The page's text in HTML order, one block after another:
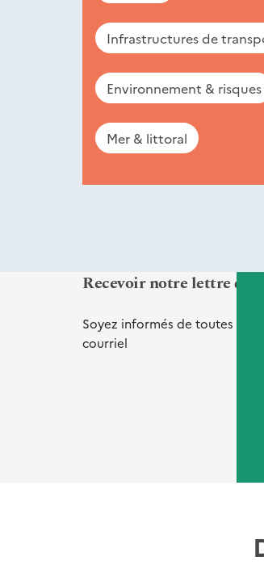
Infrastructures de
Environnement & risques
Mer & littoral
Recevoir notre lettre
Soyez informés de toutes nos
courriel